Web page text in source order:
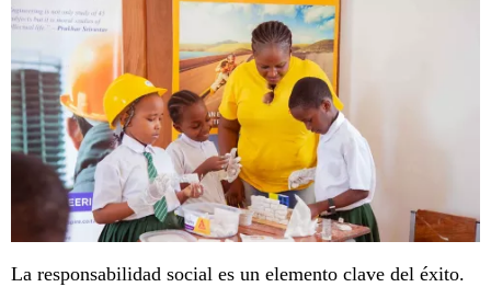
La responsabilidad social es un elemento clave del éxito.